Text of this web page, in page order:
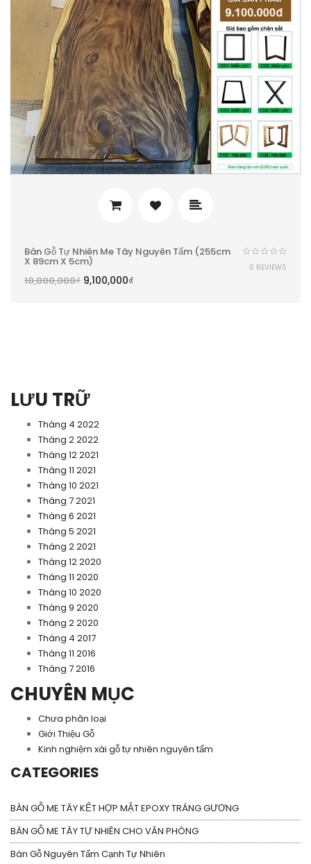
LƯU TRỮ
Tháng 4 2022
Tháng 2 2022
Tháng 12 2021
Tháng 11 2021
Tháng 10 2021
Tháng 7 2021
Tháng 6 2021
Tháng 5 2021
Tháng 2 2021
Tháng 12 2020
Tháng 11 2020
Tháng 10 2020
Tháng 9 2020
Tháng 2 2020
Tháng 4 2017
Tháng 11 2016
Tháng 7 2016
CHUYÊN MỤC
Chưa phân loại
Giới Thiệu Gỗ
Kinh nghiệm xài gỗ tự nhiên nguyên tấm
CATEGORIES
BÀN GỖ ME TÂY KẾT HỢP MẶT EPOXY TRÁNG GƯƠNG
BÀN GỖ ME TÂY TỰ NHIÊN CHO VĂN PHÒNG
Bàn Gỗ Nguyên Tấm Cạnh Tự Nhiên
Bàn Gỗ Tự Nhiên Me Tây Nguyên Tấm (255cm
X 89cm X 5cm)
10,000,000₫ 9,100,000₫
0 REVIEWS